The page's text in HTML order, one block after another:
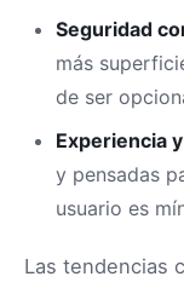
Seguridad
más
de ser
Experiencia
y pensadas
usuario es
Las tendencias